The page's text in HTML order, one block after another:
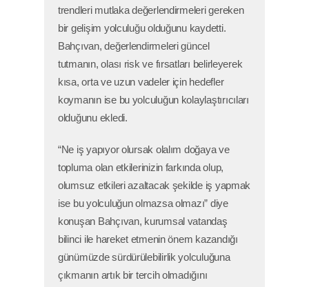
trendleri mutlaka değerlendirmeleri gereken
bir gelişim yolculuğu olduğunu kaydetti.
Bahçıvan, değerlendirmeleri güncel
tutmanın, olası risk ve fırsatları belirleyerek
kısa, orta ve uzun vadeler için hedefler
koymanın ise bu yolculuğun kolaylaştırıcıları
olduğunu ekledi.
“Ne iş yapıyor olursak olalım doğaya ve
topluma olan etkilerinizin farkında olup,
olumsuz etkileri azaltacak şekilde iş yapmak
ise bu yolculuğun olmazsa olmazı” diye
konuşan Bahçıvan, kurumsal vatandaş
bilinci ile hareket etmenin önem kazandığı
günümüzde sürdürülebilirlik yolculuğuna
çıkmanın artık bir tercih olmadığını